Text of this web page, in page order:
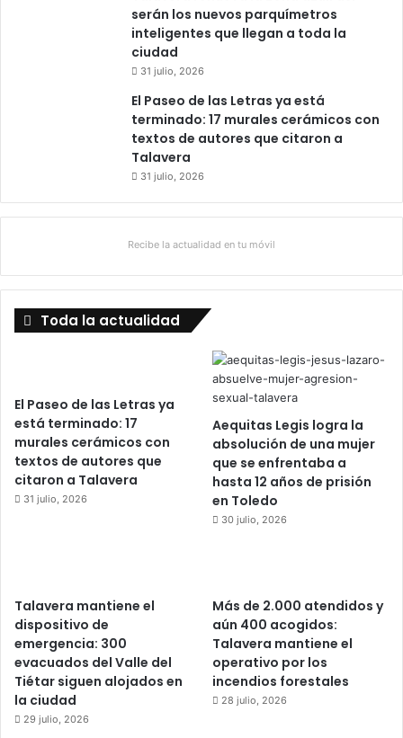
serán los nuevos parquímetros
inteligentes que llegan a toda la
ciudad
31 julio, 2026
El Paseo de las Letras ya está
terminado: 17 murales cerámicos con
textos de autores que citaron a
Talavera
31 julio, 2026
Recibe la actualidad en tu móvil
Toda la actualidad
El Paseo de las Letras ya
está terminado: 17
murales cerámicos con
textos de autores que
citaron a Talavera
31 julio, 2026
Aequitas Legis logra la
absolución de una mujer
que se enfrentaba a
hasta 12 años de prisión
en Toledo
30 julio, 2026
Talavera mantiene el
dispositivo de
emergencia: 300
evacuados del Valle del
Tiétar siguen alojados en
la ciudad
29 julio, 2026
Más de 2.000 atendidos y
aún 400 acogidos:
Talavera mantiene el
operativo por los
incendios forestales
28 julio, 2026